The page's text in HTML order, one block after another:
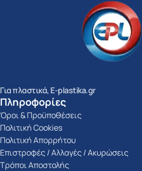
Για πλαστικά, E-plastika.gr
Πληροφορίες
Όροι & Προϋποθέσεις
Πολιτική Cookies
Πολιτική Απορρήτου
Επιστροφές / Αλλαγές / Ακυρώσεις
Τρόποι Αποστολής